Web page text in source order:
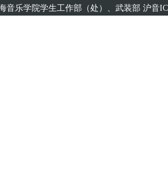
音乐学院学生工作部（处）、武装部 沪音